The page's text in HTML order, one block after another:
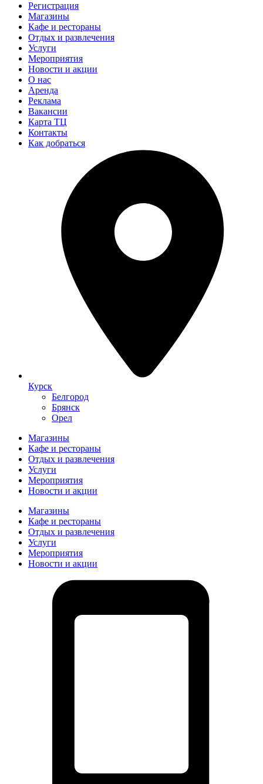
Регистрация
Магазины
Кафе и рестораны
Отдых и развлечения
Услуги
Мероприятия
Новости и акции
О нас
Аренда
Реклама
Вакансии
Карта ТЦ
Контакты
Как добраться
Курск
Белгород
Брянск
Орел
Магазины
Кафе и рестораны
Отдых и развлечения
Услуги
Мероприятия
Новости и акции
Магазины
Кафе и рестораны
Отдых и развлечения
Услуги
Мероприятия
Новости и акции